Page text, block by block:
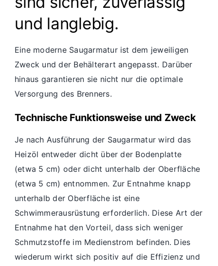
und langlebig.
Eine moderne Saugarmatur ist dem jeweiligen
Zweck und der Behälterart angepasst. Darüber
hinaus garantieren sie nicht nur die optimale
Versorgung des Brenners.
Technische Funktionsweise und Zweck
Je nach Ausführung der Saugarmatur wird das
Heizöl entweder dicht über der Bodenplatte
(etwa 5 cm) oder dicht unterhalb der Oberfläche
(etwa 5 cm) entnommen. Zur Entnahme knapp
unterhalb der Oberfläche ist eine
Schwimmerausrüstung erforderlich. Diese Art der
Entnahme hat den Vorteil, dass sich weniger
Schmutzstoffe im Medienstrom befinden. Dies
wiederum wirkt sich positiv auf die Effizienz und